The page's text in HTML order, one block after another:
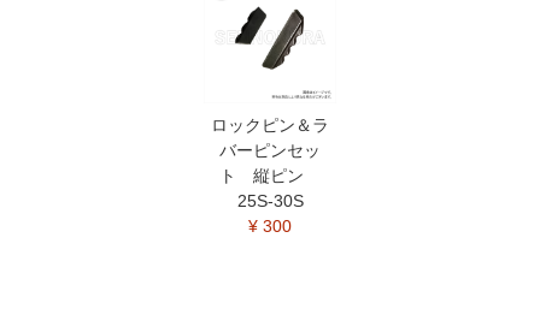
ロックピン＆ラ
バーピンセッ
ト 縦ピン
25S-30S
¥ 300